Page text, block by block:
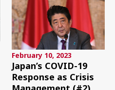
February 10, 2023
Japan’s COVID-19
Response as Crisis